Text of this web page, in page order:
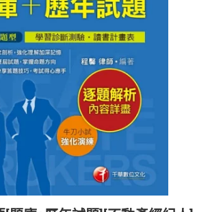
男裝 化妝保養
電子/紙本書
HOT